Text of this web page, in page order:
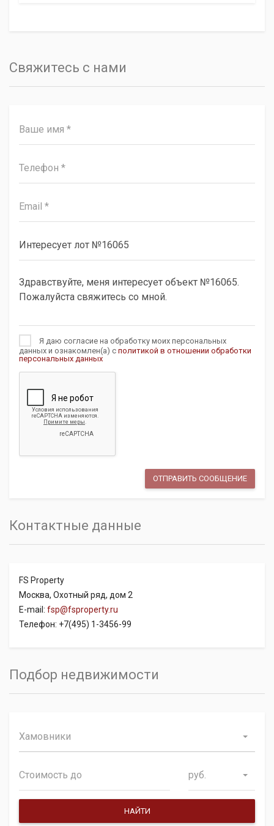
Свяжитесь с нами
Я даю согласие на обработку моих персональных
данных и ознакомлен(а) с политикой в отношении обработки
персональных данных
Контактные данные
FS Property
Москва, Охотный ряд, дом 2
E-mail: fsp@fsproperty.ru
Телефон: +7(495) 1-3456-99
Подбор недвижимости
Хамовники
руб.